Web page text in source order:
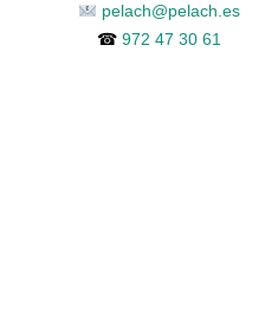
pelach@pelach.es
☎972 47 30 61